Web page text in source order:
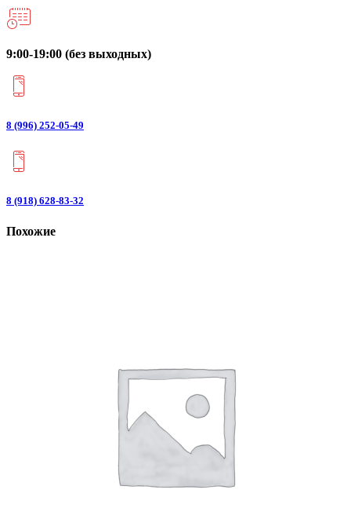
9:00-19:00 (без выходных)
8 (996) 252-05-49
8 (918) 628-83-32
Похожие